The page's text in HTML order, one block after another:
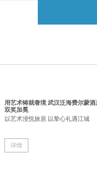
用艺术铸就奢境 武汉泛海费尔蒙酒
双奖加冕
以艺术浸悦旅居 以挚心礼遇江城
详情